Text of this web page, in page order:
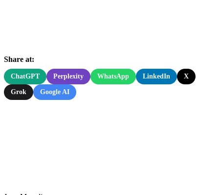
Share at:
ChatGPT Perplexity WhatsApp LinkedIn X
Grok Google AI